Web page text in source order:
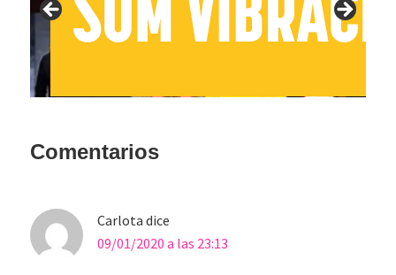
Interacciones
los
lectores
Comentarios
Carlota dice
09/01/2020 a las 23:13